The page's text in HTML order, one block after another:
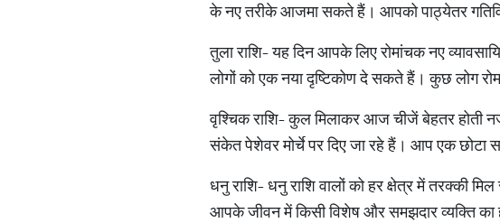
के नए तरीके आजमा सकते हैं। आपको पाठ्येतर
तुला राशि- यह दिन आपके लिए रोमांचक नए
लोगों को एक नया दृष्टिकोण दे सकते हैं। कुछ लोग
वृश्चिक राशि- कुल मिलाकर आज चीजें बेहतर होती
संकेत पेशेवर मोर्चे पर दिए जा रहे हैं। आप एक छोटा
धनु राशि- धनु राशि वालों को हर क्षेत्र में तरक्की
आपके जीवन में किसी विशेष और समझदार व्यक्ति का